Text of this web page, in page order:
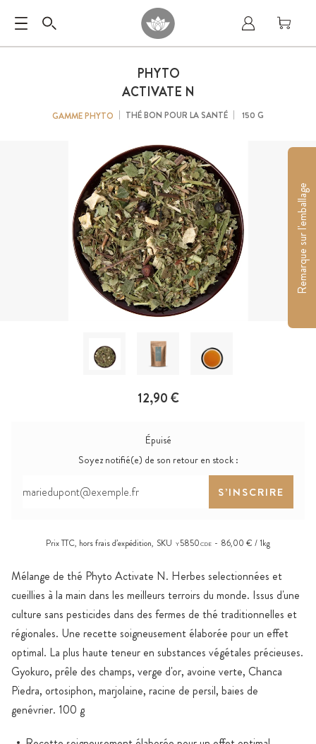
Remarque sur l'emballage
PHYTO
ACTIVATE N
GAMME PHYTO THÉ BON POUR LA SANTÉ 150 G
Mélange de thé Phyto Activate N. Herbes selectionnées et
cueillies à la main dans les meilleurs terroirs du monde. Issus d'une
culture sans pesticides dans des fermes de thé traditionnelles et
régionales. Une recette soigneusement élaborée pour un effet
optimal. La plus haute teneur en substances végétales précieuses.
Gyokuro, prêle des champs, verge d'or, avoine verte, Chanca
Piedra, ortosiphon, marjolaine, racine de persil, baies de
genévrier. 100 g
12,90 €
Épuisé
Soyez notifié(e) de son retour en stock :
S’INSCRIRE
Prix TTC, horsfrais d’expédition, SKU Y5850CDE 86,00 € / 1kg